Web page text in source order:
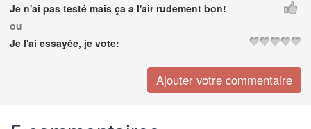
Je n'ai pas testé mais ça a l'air rudement bon!
ou
Je l'ai essayée, je vote: